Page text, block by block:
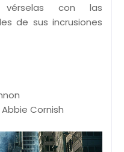
con las
de sus incrusiones
Cornish